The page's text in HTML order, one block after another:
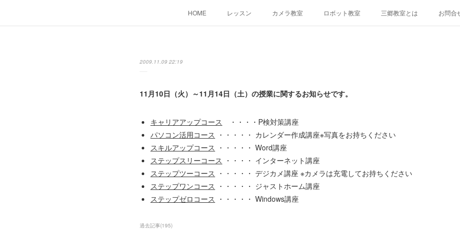
HOME レッスン カメラ教室 ロボット教室 三郷教室とは お問合
2009.11.09 22:19
11月10日（火）～11月14日（土）の授業に関するお知らせです。
キャリアアップコース ・・・・P検対策講座
パソコン活用コース ・・・・・ カレンダー作成講座※写真をお持ちください
スキルアップコース ・・・・・ Word講座
ステップスリーコース ・・・・ インターネット講座
ステップツーコース ・・・・・ デジカメ講座 ※カメラは充電してお持ちください
ステップワンコース ・・・・・ ジャストホーム講座
ステップゼロコース ・・・・・ Windows講座
過去記事(195)